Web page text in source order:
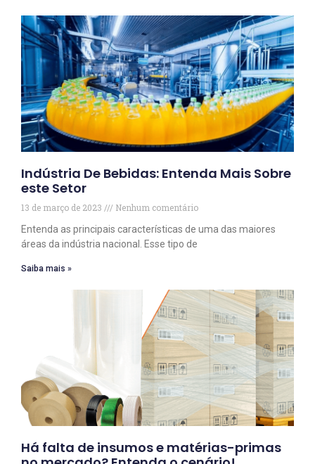
Indústria De Bebidas: Entenda Mais Sobre
este Setor
13 de março de 2023
Nenhum comentário
Entenda as principais características de uma das maiores
áreas da indústria nacional. Esse tipo de
Saiba mais »
Há falta de insumos e matérias-primas